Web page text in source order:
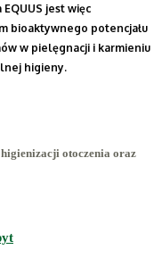
jest więc
bioaktywnego potencjału
w pielęgnacji i karmieniu
higieny.
otoczenia oraz